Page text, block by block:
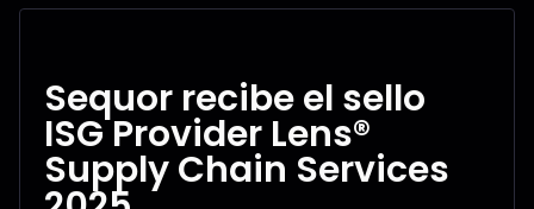
Sequor recibe el sello
ISG Provider Lens®
Supply Chain Services